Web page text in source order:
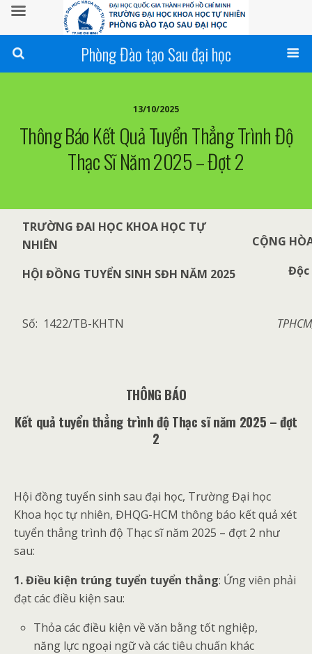
Phòng Đào tạo Sau đại học
13/10/2025
Thông Báo Kết Quả Tuyển Thẳng Trình Độ
Thạc Sĩ Năm 2025 – Đợt 2
TRƯỜNG ĐAI HỌC KHOA HỌC TỰ
NHIÊN
HỘI ĐỒNG TUYỂN SINH SĐH NĂM 2025
CỘNG
Độc
Số: 1422/TB-KHTN
THÔNG BÁO
Kết quả tuyển thẳng trình độ Thạc sĩ năm 2025 – đợt
2
Hội đồng tuyển sinh sau đại học, Trường Đại học
Khoa học tự nhiên, ĐHQG-HCM thông báo kết quả xét
tuyển thẳng trình độ Thạc sĩ năm 2025 – đợt 2 như
sau:
1. Điều kiện trúng tuyển tuyển thẳng: Ứng viên phải
đạt các điều kiện sau:
Thỏa các điều kiện về văn bằng tốt nghiệp,
năng lực ngoại ngữ và các tiêu chuấn khác